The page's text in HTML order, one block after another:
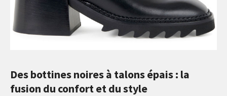
Des bottines noires à talons épais : la
fusion du confort et du style